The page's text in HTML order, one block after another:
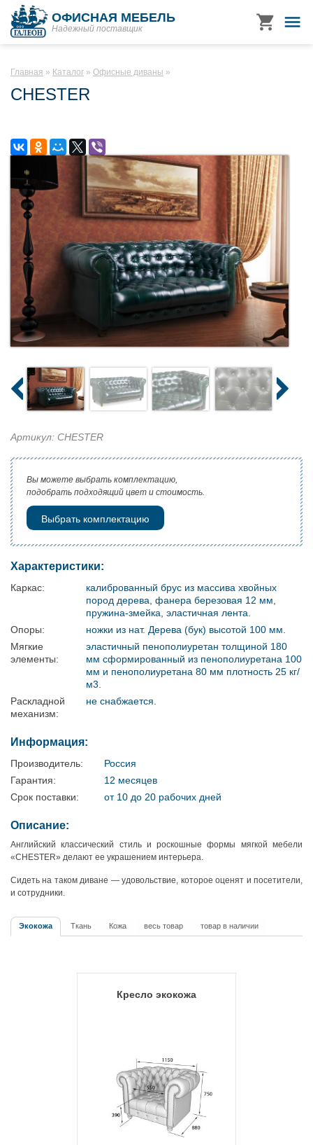
ОФИСНАЯ МЕБЕЛЬ
Надежный поставщик
Главная Каталог Офисные диваны
CHESTER
Артикул: CHESTER
Вы можете выбрать комплектацию,
подобрать подходящий цвет и стоимость.
Выбрать комплектацию
Характеристики:
Каркас:
калиброванный брус из массива хвойных
пород дерева, фанера березовая 12 мм,
пружина-змейка, эластичная лента.
Опоры:
ножки из нат. Дерева (бук) высотой 100 мм.
Мягкие
элементы:
эластичный пенополиуретан толщиной 180
мм сформированный из пенополиуретана 100
мм и пенополиуретана 80 мм плотность 25 кг/
м3.
Раскладной
механизм:
не снабжается.
Информация:
Производитель:
Россия
Гарантия:
12 месяцев
Срок поставки:
от 10 до 20 рабочих дней
Описание:
Английский классический стиль и роскошные формы мягкой мебели
«CHESTER» делают ее украшением интерьера.
Сидеть на таком диване — удовольствие, которое оценят и посетители,
и сотрудники.
Экокожа Ткань Кожа весь товар товар в наличии
Кресло экокожа